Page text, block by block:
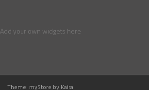
Add your own widgets here
Theme: myStore by Kaira